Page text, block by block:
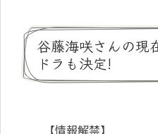
谷藤海咲さんの現
ドラも決定!
【情報解禁】